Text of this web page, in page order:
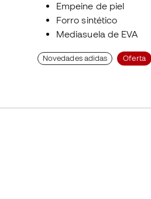
Empeine de piel
Forro sintético
Mediasuela de EVA
Novedades adidas Oferta